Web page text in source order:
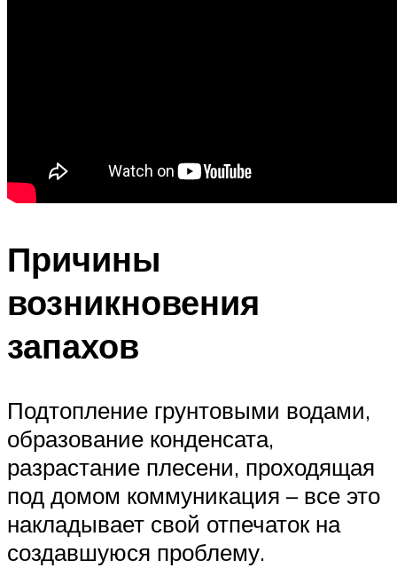
Причины
возникновения
запахов
Подтопление грунтовыми водами,
образование конденсата,
разрастание плесени, проходящая
под домом коммуникация – все это
накладывает свой отпечаток на
создавшуюся проблему.